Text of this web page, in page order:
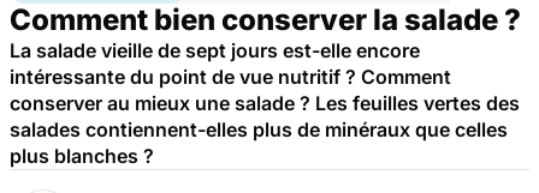
Comment bien conserver la salade ?
La salade vieille de sept jours est-elle encore
intéressante du point de vue nutritif ? Comment
conserver au mieux une salade ? Les feuilles vertes des
salades contiennent-elles plus de minéraux que celles
plus blanches ?